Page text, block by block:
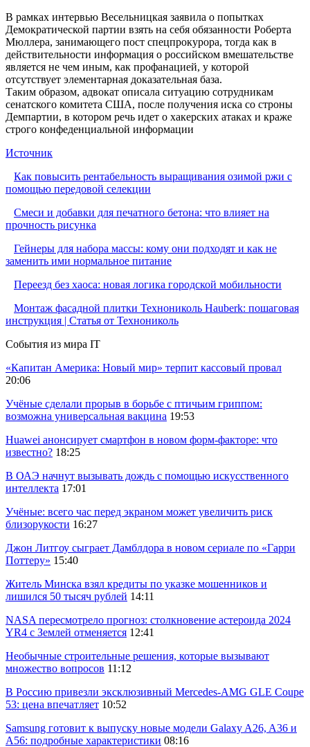
В рамках интервью Весельницкая заявила о попытках
Демократической партии взять на себя обязанности Роберта
Мюллера, занимающего пост спецпрокурора, тогда как в
действительности информация о российском вмешательстве
является не чем иным, как профанацией, у которой
отсутствует элементарная доказательная база.
Таким образом, адвокат описала ситуацию сотрудникам
сенатского комитета США, после получения иска со строны
Демпартии, в котором речь идет о хакерских атаках и краже
строго конфеденциальной информации
Источник
Как повысить рентабельность выращивания озимой ржи с
помощью передовой селекции
Смеси и добавки для печатного бетона: что влияет на
прочность рисунка
Гейнеры для набора массы: кому они подходят и как не
заменить ими нормальное питание
Переезд без хаоса: новая логика городской мобильности
Монтаж фасадной плитки Технониколь Hauberk: пошаговая
инструкция | Статья от Технониколь
События из мира IT
«Капитан Америка: Новый мир» терпит кассовый провал
20:06
Учёные сделали прорыв в борьбе с птичьим гриппом:
возможна универсальная вакцина 19:53
Huawei анонсирует смартфон в новом форм-факторе: что
известно? 18:25
В ОАЭ начнут вызывать дождь с помощью искусственного
интеллекта 17:01
Учёные: всего час перед экраном может увеличить риск
близорукости 16:27
Джон Литгоу сыграет Дамблдора в новом сериале по «Гарри
Поттеру» 15:40
Житель Минска взял кредиты по указке мошенников и
лишился 50 тысяч рублей 14:11
NASA пересмотрело прогноз: столкновение астероида 2024
YR4 с Землей отменяется 12:41
Необычные строительные решения, которые вызывают
множество вопросов 11:12
В Россию привезли эксклюзивный Mercedes-AMG GLE Coupe
53: цена впечатляет 10:52
Samsung готовит к выпуску новые модели Galaxy A26, A36 и
A56: подробные характеристики 08:16